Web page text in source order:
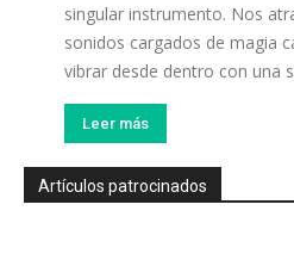
singular instrumento. Nos
sonidos cargados de magia
vibrar desde dentro con una
Leer más
Artículos patrocinados